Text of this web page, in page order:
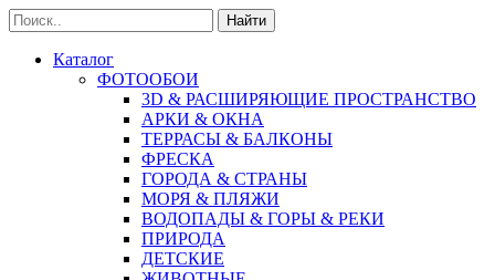
Найти
Каталог
ФОТООБОИ
3D & РАСШИРЯЮЩИЕ ПРОСТРАНСТВО
АРКИ & ОКНА
ТЕРРАСЫ & БАЛКОНЫ
ФРЕСКА
ГОРОДА & СТРАНЫ
МОРЯ & ПЛЯЖИ
ВОДОПАДЫ & ГОРЫ & РЕКИ
ПРИРОДА
ДЕТСКИЕ